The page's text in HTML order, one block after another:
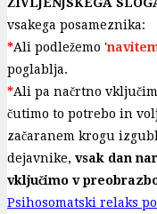
vsakega posameznika:
*Ali podležemo '
poglablja.
*Ali pa načrtno
čutimo to potrebo in
začaranem krogu
dejavnike, vsak dan
vključimo v
Psihosomatski relaks